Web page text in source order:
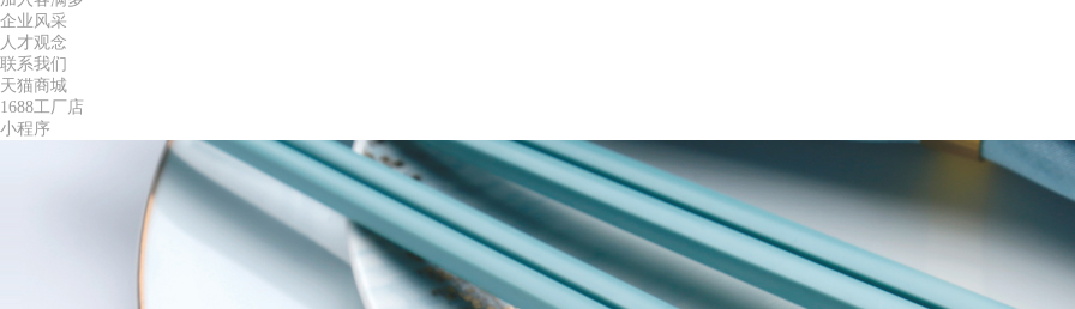
企业风采
人才观念
联系我们
天猫商城
1688工厂店
小程序